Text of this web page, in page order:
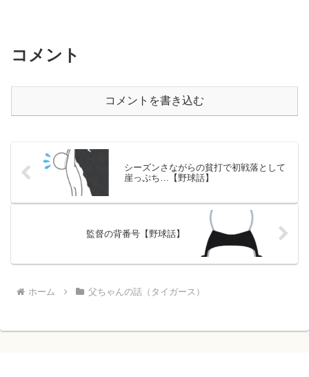
コメント
コメントを書き込む
シーズンさながらの貧打で初戦落として
崖っぷち…【野球話】
監督の背番号【野球話】
ホーム 父ちゃんの話（タイガース）